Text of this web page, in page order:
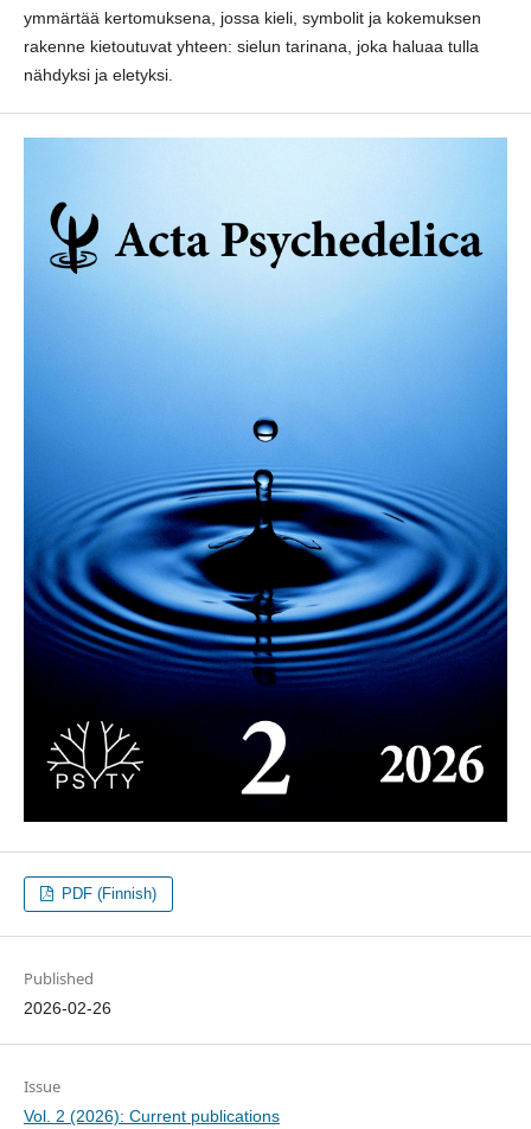
ymmärtää kertomuksena, jossa kieli, symbolit ja kokemuksen
rakenne kietoutuvat yhteen: sielun tarinana, joka haluaa tulla
nähdyksi ja eletyksi.
PDF (Finnish)
Published
2026-02-26
Issue
Vol. 2 (2026): Current publications